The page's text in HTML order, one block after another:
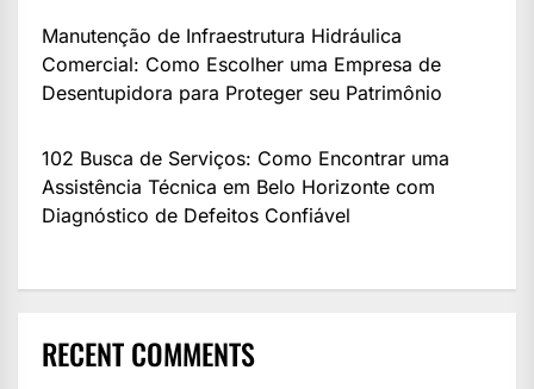
Manutenção de Infraestrutura Hidráulica
Comercial: Como Escolher uma Empresa de
Desentupidora para Proteger seu Patrimônio
102 Busca de Serviços: Como Encontrar uma
Assistência Técnica em Belo Horizonte com
Diagnóstico de Defeitos Confiável
RECENT COMMENTS